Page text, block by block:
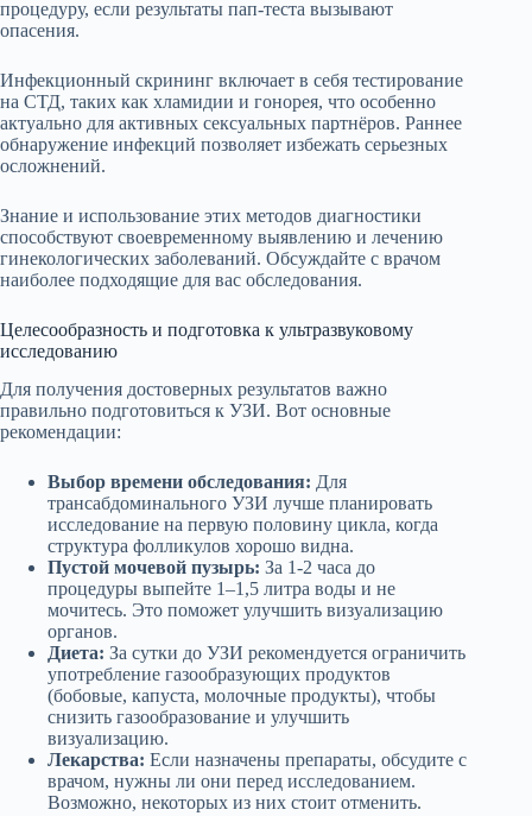
процедуру, если результаты пап-теста вызывают
опасения.
Инфекционный скрининг включает в себя тестирование
на СТД, таких как хламидии и гонорея, что особенно
актуально для активных сексуальных партнёров. Раннее
обнаружение инфекций позволяет избежать серьезных
осложнений.
Знание и использование этих методов диагностики
способствуют своевременному выявлению и лечению
гинекологических заболеваний. Обсуждайте с врачом
наиболее подходящие для вас обследования.
Целесообразность и подготовка к ультразвуковому
исследованию
Для получения достоверных результатов важно
правильно подготовиться к УЗИ. Вот основные
рекомендации:
Выбор времени обследования: Для
трансабдоминального УЗИ лучше планировать
исследование на первую половину цикла, когда
структура фолликулов хорошо видна.
Пустой мочевой пузырь: За 1-2 часа до
процедуры выпейте 1–1,5 литра воды и не
мочитесь. Это поможет улучшить визуализацию
органов.
Диета: За сутки до УЗИ рекомендуется ограничить
употребление газообразующих продуктов
(бобовые, капуста, молочные продукты), чтобы
снизить газообразование и улучшить
визуализацию.
Лекарства: Если назначены препараты, обсудите с
врачом, нужны ли они перед исследованием.
Возможно, некоторых из них стоит отменить.